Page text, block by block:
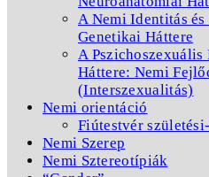
A Nemi Identitás
Genetikai Háttere
A Pszichoszexuális
Háttere: Nemi
(Interszexualitás)
Nemi orientáció
Fiútestvér
Nemi Szerep
Nemi Sztereotípiák